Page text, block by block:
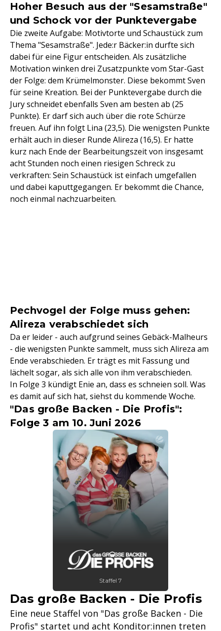
Hoher Besuch aus der "Sesamstraße"
und Schock vor der Punktevergabe
Die zweite Aufgabe: Motivtorte und Schaustück zum
Thema "Sesamstraße". Jede:r Bäcker:in durfte sich
dabei für eine Figur entscheiden. Als zusätzliche
Motivation winken drei Zusatzpunkte vom Star-Gast
der Folge: dem Krümelmonster. Diese bekommt Sven
für seine Kreation. Bei der Punktevergabe durch die
Jury schneidet ebenfalls Sven am besten ab (25
Punkte). Er darf sich auch über die rote Schürze
freuen. Auf ihn folgt Lina (23,5). Die wenigsten Punkte
erhält auch in dieser Runde Alireza (16,5). Er hatte
kurz nach Ende der Bearbeitungszeit von insgesamt
acht Stunden noch einen riesigen Schreck zu
verkraften: Sein Schaustück ist einfach umgefallen
und dabei kaputtgegangen. Er bekommt die Chance,
noch einmal nachzuarbeiten.
Pechvogel der Folge muss gehen:
Alireza verabschiedet sich
Da er leider - auch aufgrund seines Gebäck-Malheurs
- die wenigsten Punkte sammelt, muss sich Alireza am
Ende verabschieden. Er trägt es mit Fassung und
lächelt sogar, als sich alle von ihm verabschieden.
In Folge 3 kündigt Enie an, dass es schneien soll. Was
es damit auf sich hat, siehst du kommende Woche.
"Das große Backen - Die Profis":
Folge 3 am 10. Juni 2026
Staffel 7
Das große Backen - Die Profis
Eine neue Staffel von "Das große Backen - Die
Profis" startet und acht Konditor:innen treten